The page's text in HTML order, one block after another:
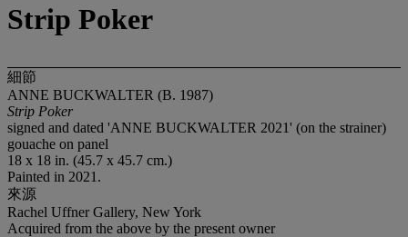
Strip Poker
細節
ANNE BUCKWALTER (B. 1987)
Strip Poker
signed and dated 'ANNE BUCKWALTER 2021' (on the strainer)
gouache on panel
18 x 18 in. (45.7 x 45.7 cm.)
Painted in 2021.
來源
Rachel Uffner Gallery, New York
Acquired from the above by the present owner